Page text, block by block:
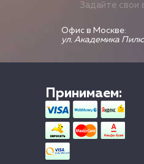
Задайте свои
Офис в Москве:
ул. Академика
Принимаем: